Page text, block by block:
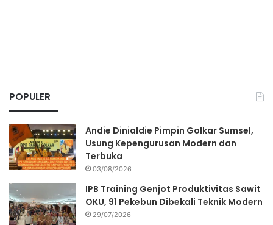
POPULER
Andie Dinialdie Pimpin Golkar Sumsel,
Usung Kepengurusan Modern dan
Terbuka
03/08/2026
IPB Training Genjot Produktivitas Sawit
OKU, 91 Pekebun Dibekali Teknik Modern
29/07/2026